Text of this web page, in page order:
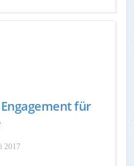
für
2017